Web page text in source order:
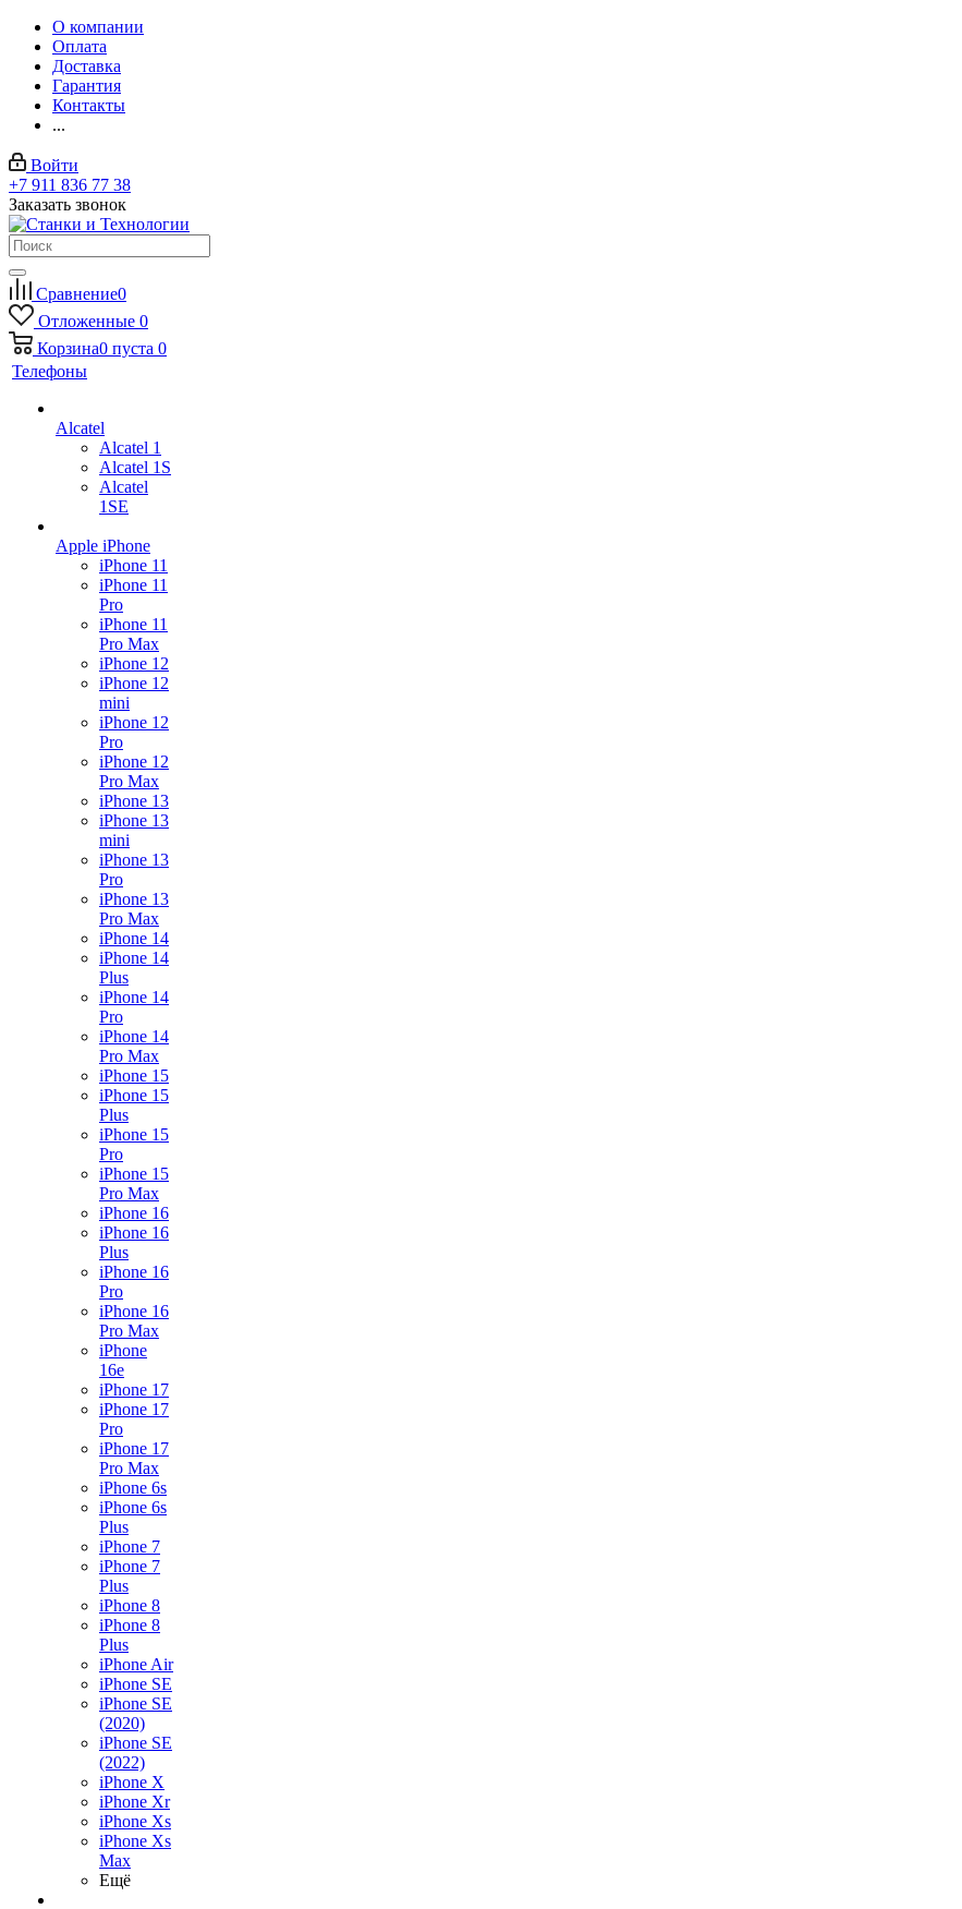
О компании
Оплата
Доставка
Гарантия
Контакты
...
Войти
+7 911 836 77 38
Заказать звонок
Сравнение0
Отложенные 0
Корзина0 пуста 0
Телефоны
Alcatel
Alcatel 1
Alcatel 1S
Alcatel
1SE
Apple iPhone
iPhone 11
iPhone 11
Pro
iPhone 11
Pro Max
iPhone 12
iPhone 12
mini
iPhone 12
Pro
iPhone 12
Pro Max
iPhone 13
iPhone 13
mini
iPhone 13
Pro
iPhone 13
Pro Max
iPhone 14
iPhone 14
Plus
iPhone 14
Pro
iPhone 14
Pro Max
iPhone 15
iPhone 15
Plus
iPhone 15
Pro
iPhone 15
Pro Max
iPhone 16
iPhone 16
Plus
iPhone 16
Pro
iPhone 16
Pro Max
iPhone
16e
iPhone 17
iPhone 17
Pro
iPhone 17
Pro Max
iPhone 6s
iPhone 6s
Plus
iPhone 7
iPhone 7
Plus
iPhone 8
iPhone 8
Plus
iPhone Air
iPhone SE
iPhone SE
(2020)
iPhone SE
(2022)
iPhone X
iPhone Xr
iPhone Xs
iPhone Xs
Max
Ещё